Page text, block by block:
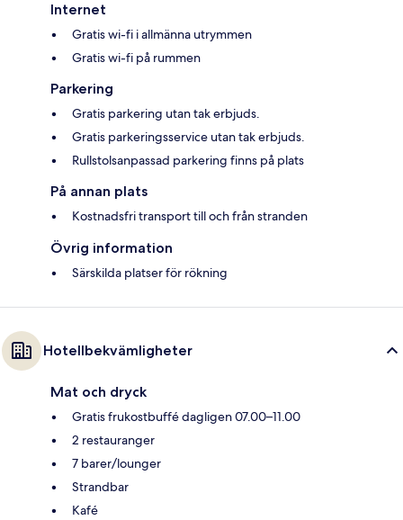
Internet
Gratis wi-fi i allmänna utrymmen
Gratis wi-fi på rummen
Parkering
Gratis parkering utan tak erbjuds.
Gratis parkeringsservice utan tak erbjuds.
Rullstolsanpassad parkering finns på plats
På annan plats
Kostnadsfri transport till och från stranden
Övrig information
Särskilda platser för rökning
Hotellbekvämligheter
Mat och dryck
Gratis frukostbuffé dagligen 07.00–11.00
2 restauranger
7 barer/lounger
Strandbar
Kafé